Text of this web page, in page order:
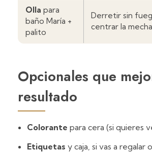
Olla para
baño María +
palito
Derretir sin
centrar la
Opcionales que
resultado
Colorante para cera (si quieres
Etiquetas y caja, si vas a regalar